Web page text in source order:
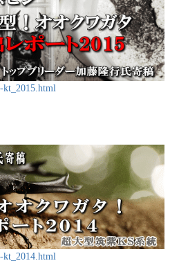
kt_2015.html
kt_2014.html